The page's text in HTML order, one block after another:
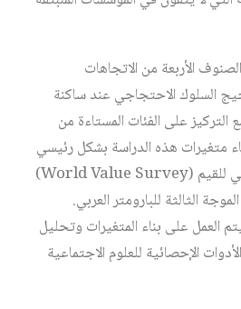
الأربعة من الاتجاهات
السلوك الاحتجاجي عند ساكنة
التركيز على الفئات المستاءة من
متغيرات هذه الدراسة بشكل رئيسي
من معطيات المسح العالمي للقيم (World Value Survey)
الثالثة للبارومتر العربي.
العمل على بناء المتغيرات وتحليل
الإحصائية للعلوم الاجتماعية